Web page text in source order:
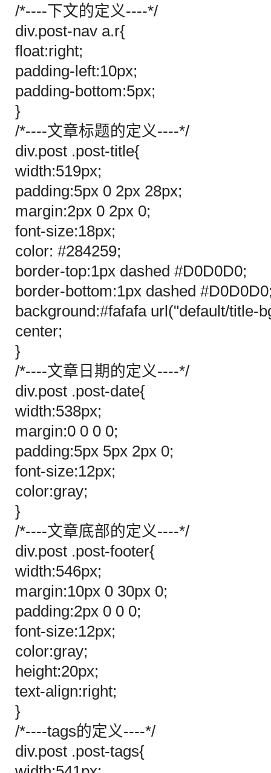
/*----下文的定义----*/
div.post-nav a.r{
float:right;
padding-left:10px;
padding-bottom:5px;
}
/*----文章标题的定义----*/
div.post .post-title{
width:519px;
padding:5px 0 2px 28px;
margin:2px 0 2px 0;
font-size:18px;
color: #284259;
border-top:1px dashed #D0D0D0;
border-bottom:1px dashed
background:#fafafa url("default/title-
center;
}
/*----文章日期的定义----*/
div.post .post-date{
width:538px;
margin:0 0 0 0;
padding:5px 5px 2px 0;
font-size:12px;
color:gray;
}
/*----文章底部的定义----*/
div.post .post-footer{
width:546px;
margin:10px 0 30px 0;
padding:2px 0 0 0;
font-size:12px;
color:gray;
height:20px;
text-align:right;
}
/*----tags的定义----*/
div.post .post-tags{